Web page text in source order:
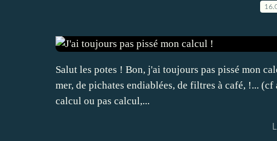
Salut les potes ! Bon, j'ai toujours pas pissé mon
mer, de pichates endiablées, de filtres à café, !...
calcul ou pas calcul,...